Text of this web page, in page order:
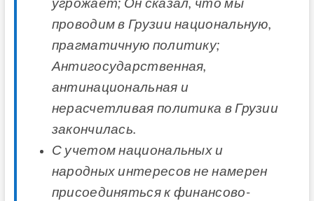
угрожает; Он сказал, что мы
проводим в Грузии национальную,
прагматичную политику;
Антигосударственная,
антинациональная и
нерасчетливая политика в Грузии
закончилась.
С учетом национальных и
народных интересов не намерен
присоединяться к финансово-